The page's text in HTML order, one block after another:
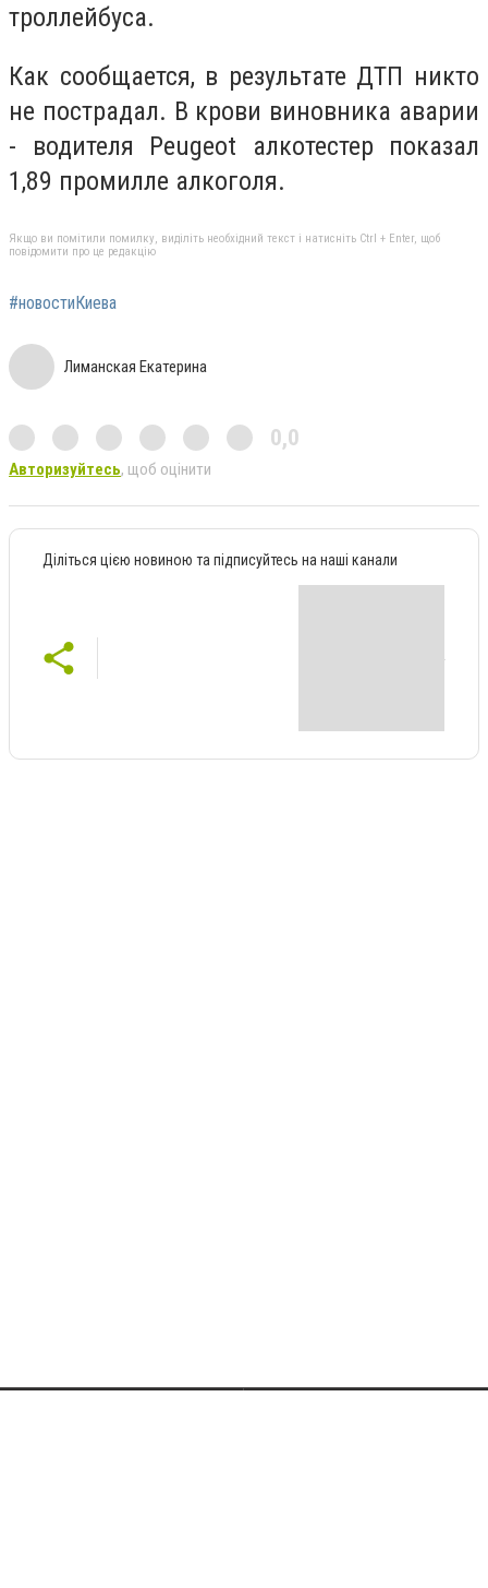
троллейбуса.
Как сообщается, в результате ДТП никто
не пострадал. В крови виновника аварии
- водителя Peugeot алкотестер показал
1,89 промилле алкоголя.
Якщо ви помітили помилку, виділіть необхідний текст і натисніть Ctrl + Enter, щоб
повідомити про це редакцію
#новостиКиева
Лиманская Екатерина
0,0
Авторизуйтесь, щоб оцінити
Діліться цією новиною та підписуйтесь на наші канали